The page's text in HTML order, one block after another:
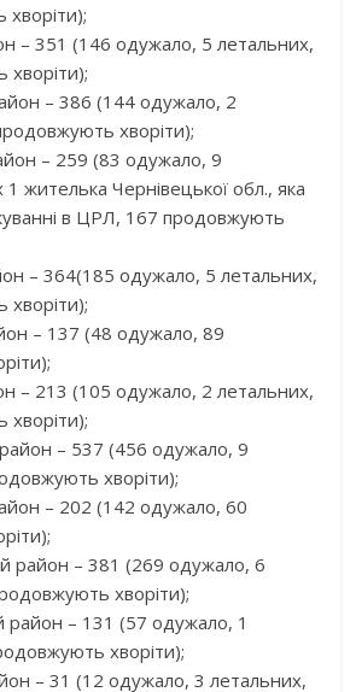
– 351 (146 одужало, 5 летальних,
– 386 (144 одужало, 2
хворіти);
– 259 (83 одужало, 9
1 жителька Чернівецької обл., яка
в ЦРЛ, 167 продовжують
– 364(185 одужало, 5 летальних,
– 137 (48 одужало, 89
– 213 (105 одужало, 2 летальних,
– 537 (456 одужало, 9
хворіти);
– 202 (142 одужало, 60
район – 381 (269 одужало, 6
хворіти);
район – 131 (57 одужало, 1
хворіти);
– 31 (12 одужало, 3 летальних,